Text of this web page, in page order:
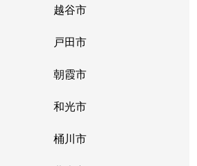
越谷市
戸田市
朝霞市
和光市
桶川市